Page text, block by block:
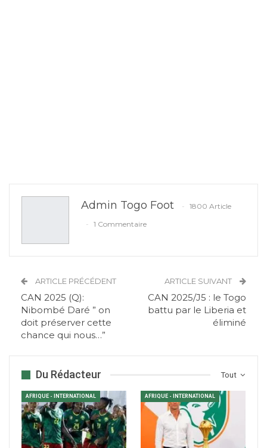
Admin Togo Foot
1800 Article
1 Commentaire
ARTICLE PRÉCÉDENT
CAN 2025 (Q):
Nibombé Daré ” on
doit préserver cette
chance qui nous…”
ARTICLE SUIVANT
CAN 2025/J5 : le Togo
battu par le Liberia et
éliminé
Tout
Du Rédacteur
AFRIQUE - INTERNATIONAL AFRIQUE - INTERNATIONAL